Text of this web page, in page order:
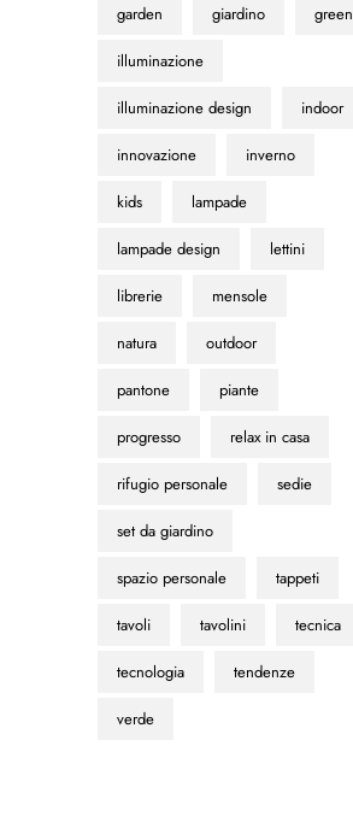
garden giardino green
illuminazione
illuminazione design indoor
innovazione inverno
kids lampade
lampade design lettini
librerie mensole
natura outdoor
pantone piante
progresso relax in casa
rifugio personale sedie
set da giardino
spazio personale tappeti
tavoli tavolini tecnica
tecnologia tendenze
verde